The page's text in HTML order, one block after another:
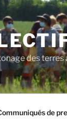
des terres
de